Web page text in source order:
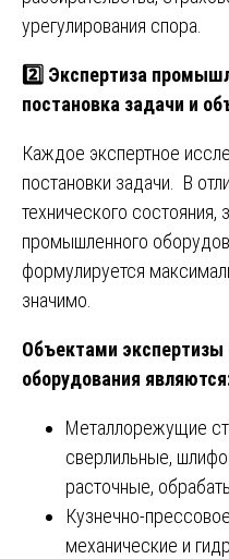
урегулирования спора.
2️⃣ Экспертиза
постановка задачи и
Каждое экспертное
постановки задачи. В
технического состояния,
промышленного
формулируется
значимо.
Объектами
оборудования
Металлорежущие
сверлильные,
расточные,
Кузнечно-
механические и